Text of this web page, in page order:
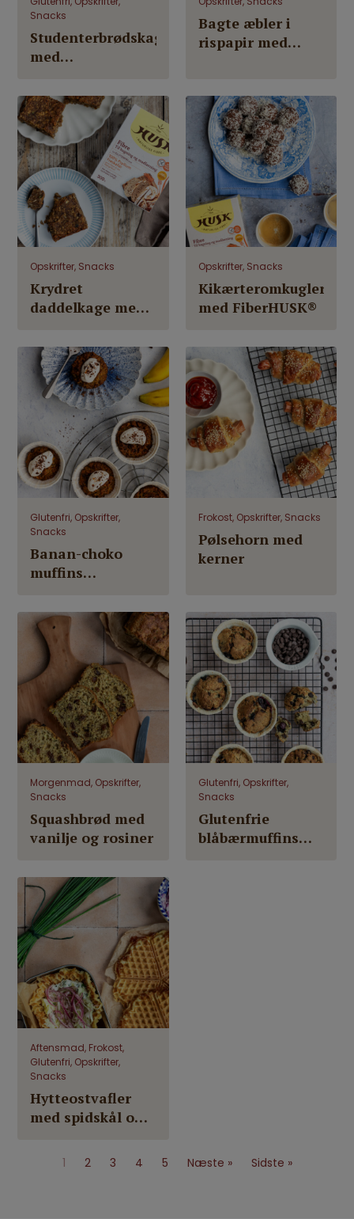
Studenterbrødskage
med
sorte bønner og
FiberHUSK®
Snacks
Bagte æbler i
rispapir med
Krydret
daddelkage med
raffineret sukker)
Opskrifter, Snacks
Kikærteromkugler
med FiberHUSK®
Opskrifter, Snacks
Banan-choko
muffins
tilsat sukker)
Glutenfri, Opskrifter,
Snacks
Pølsehorn med
kerner
Frokost, Opskrifter, Snacks
Squashbrød med
vanilje og rosiner
Morgenmad, Opskrifter,
Snacks
Glutenfrie
blåbærmuffins
Glutenfri, Opskrifter,
Snacks
Hytteostvafler
med spidskål og
(glutenfri)
Aftensmad, Frokost,
Glutenfri, Opskrifter,
Snacks
1 2 3 4 5 Næste » Sidste »